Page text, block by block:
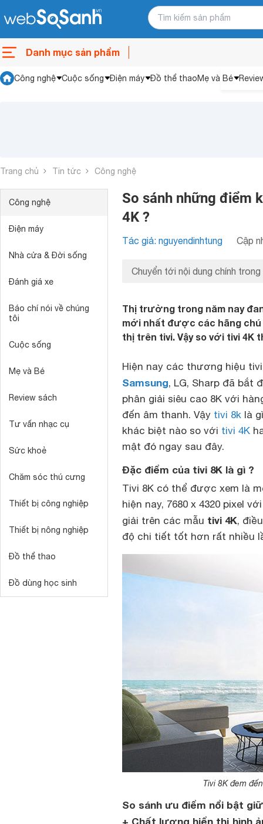
Danh mục sản phẩm
Công nghệ Cuộc sống Điện máy Đồ thể thaoMẹ và Bé
Trang chủ Tin tức Công nghệ
Công nghệ
Điện máy
Nhà cửa & Đời sống
Đánh giá xe
Báo chí nói về chúng
tôi
Cuộc sống
Mẹ và Bé
Review sách
Tư vấn nhạc cụ
Sức khoẻ
Chăm sóc thú cưng
Thiết bị công nghiệp
Thiết bị nông nghiệp
Đồ thể thao
Đồ dùng học sinh
So sánh những điểm
4K ?
Tác giả: nguyendinhtung Cập
Chuyển tới nội dung chính trong
Thị trường trong năm nay
mới nhất được các hãng chú
thị trên tivi. Vậy so với tivi 4K
Hiện nay các thương hiệu
Samsung, LG, Sharp đã bắt
phân giải siêu cao 8K với
đến âm thanh. Vậy tivi 8k là
khác biệt nào so với tivi 4K
mật đó ngay sau đây.
Đặc điểm của tivi 8K là gì ?
Tivi 8K có thể được xem là
hiện nay, 7680 x 4320 pixel
giải trên các mẫu tivi 4K,
độ chi tiết tốt hơn rất nhiều
Tivi 8K đem
So sánh ưu điểm nổi bật
+ Chất lượng hiển thị hình